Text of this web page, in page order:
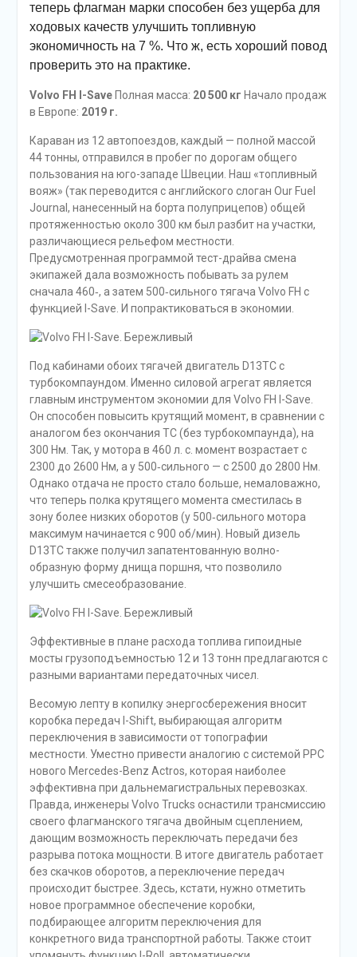
теперь флагман марки способен без ущерба для
ходовых качеств улучшить топливную
экономичность на 7 %. Что ж, есть хороший повод
проверить это на практике.
Volvo FH I-SaveПолная масса: 20 500 кг Начало продаж
в Европе: 2019 г.
Караван из 12 автопоездов, каждый — полной массой
44 тонны, отправился в пробег по дорогам общего
пользования на юго-западе Швеции. Наш «топливный
вояж» (так переводится с английского слоган Our Fuel
Journal, нанесенный на борта полуприцепов) общей
протяженностью около 300 км был разбит на участки,
различающиеся рельефом местности.
Предусмотренная программой тест-драйва смена
экипажей дала возможность побывать за рулем
сначала 460‑, а затем 500‑сильного тягача Volvo FH с
функцией I-Save. И попрактиковаться в экономии.
Под кабинами обоих тягачей двигатель D13TC с
турбокомпаундом. Именно силовой агрегат является
главным инструментом экономии для Volvo FH I-Save.
Он способен повысить крутящий момент, в сравнении с
аналогом без окончания ТС (без турбокомпаунда), на
300 Нм. Так, у мотора в 460 л. с. момент возрастает с
2300 до 2600 Нм, а у 500‑сильного — с 2500 до 2800 Нм.
Однако отдача не просто стало больше, немаловажно,
что теперь полка крутящего момента сместилась в
зону более низких оборотов (у 500‑сильного мотора
максимум начинается с 900 об/мин). Новый дизель
D13TC также получил запатентованную волно-
образную форму днища поршня, что позволило
улучшить смесеобразование.
Эффективные в плане расхода топлива гипоидные
мосты грузоподъемностью 12 и 13 тонн предлагаются с
разными вариантами передаточных чисел.
Весомую лепту в копилку энергосбережения вносит
коробка передач I-Shift, выбирающая алгоритм
переключения в зависимости от топографии
местности. Уместно привести аналогию с системой PPC
нового Mercedes-Benz Actros, которая наиболее
эффективна при дальнемагистральных перевозках.
Правда, инженеры Volvo Trucks оснастили трансмиссию
своего флагманского тягача двойным сцеплением,
дающим возможность переключать передачи без
разрыва потока мощности. В итоге двигатель работает
без скачков оборотов, а переключение передач
происходит быстрее. Здесь, кстати, нужно отметить
новое программное обеспечение коробки,
подбирающее алгоритм переключения для
конкретного вида транспортной работы. Также стоит